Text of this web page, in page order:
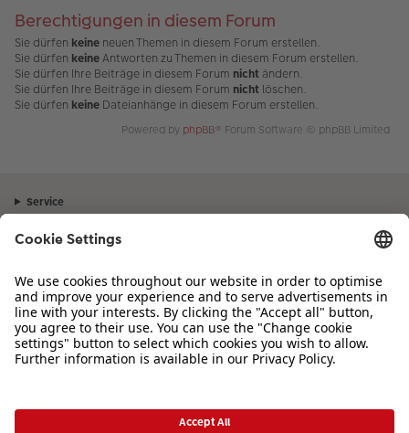
Berechtigungen in diesem Forum
Sie dürfen keine neuen Themen in diesem Forum erstellen.
Sie dürfen keineAntworten zu Themen in diesem Forum erstellen.
Sie dürfen Ihre Beiträge in diesem Forum nicht ändern.
Sie dürfen Ihre Beiträge in diesem Forum nicht löschen.
Sie dürfen keine Dateianhänge in diesem Forum erstellen.
Powered by phpBB® Forum Software © phpBB Limited
Service
Sortiment
Inspiration